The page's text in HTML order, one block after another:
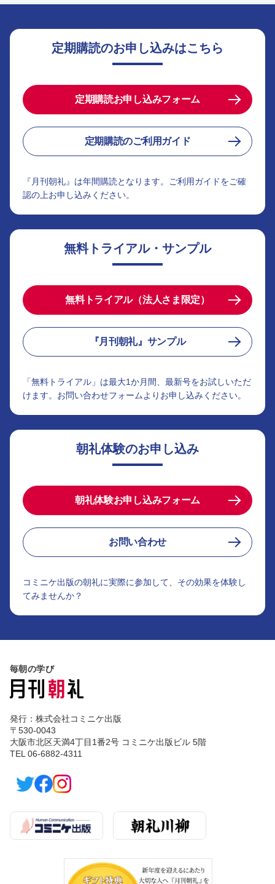
定期購読のお申し込みはこちら
定期購読お申し込みフォーム
定期購読のご利用ガイド
『月刊朝礼』は年間購読となります。ご利用ガイドをご確
認の上お申し込みください。
無料トライアル・サンプル
無料トライアル（法人さま限定）
『月刊朝礼』サンプル
「無料トライアル」は最大1か月間、最新号をお試しいただ
けます。お問い合わせフォームよりお申し込みください。
朝礼体験のお申し込み
朝礼体験お申し込みフォーム
お問い合わせ
コミニケ出版の朝礼に実際に参加して、その効果を体験し
てみませんか？
毎朝の学び
発行：株式会社コミニケ出版
〒530-0043
大阪市北区天満4丁目1番2号 コミニケ出版ビル 5階
TEL 06-6882-4311